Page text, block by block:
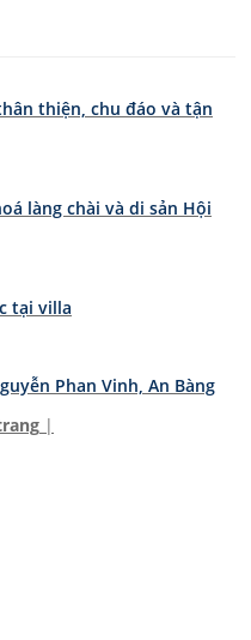
thiện, chu đáo và tận
làng chài và di sản Hội
tại villa
Phan Vinh, An Bàng
|